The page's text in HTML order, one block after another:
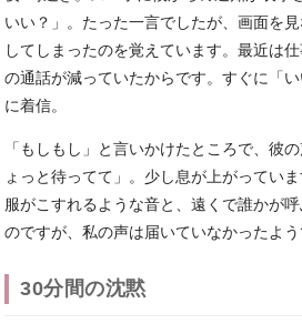
いい？」。たった一言でしたが、画面を
してしまったのを覚えています。最近は
の通話が減っていたからです。すぐに「
に着信。
「もしもし」と言いかけたところで、彼
ょっと待ってて」。少し息が上がってい
服がこすれるような音と、遠くで誰かが
のですが、私の声は届いていなかったよう
30分間の沈黙